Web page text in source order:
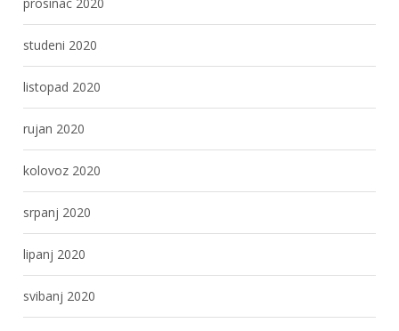
studeni 2020
listopad 2020
rujan 2020
kolovoz 2020
srpanj 2020
lipanj 2020
svibanj 2020